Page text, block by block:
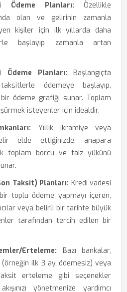
Planları: Özellikle
olan ve gelirinin zamanla
kişiler için ilk yıllarda daha
başlayıp zamanla artan
Planları: Başlangıçta
ödemeye başlayıp,
ödeme grafiği sunar. Toplam
isteyenler için idealdir.
Yıllık ikramiye veya
elde ettiğinizde, anapara
toplam borcu ve faiz yükünü
Taksit) Planları: Kredi vadesi
toplu ödeme yapmayı içeren,
veya belirli bir tarihte büyük
tarafından tercih edilen bir
Erteleme: Bazı bankalar,
ilk 3 ay ödemesiz) veya
erteleme gibi seçenekler
yönetmenize yardımcı